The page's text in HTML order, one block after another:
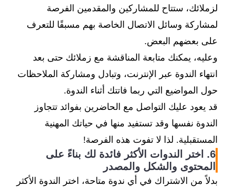
لزملائك، ستتاح للمشاركين والمقدمين الفرصة
لمشاركة وسائل الاتصال الخاصة بهم مسبقًا للتعرف
على بعضهم البعض.
وعليه، يمكنك متابعة المناقشة مع زملائك حتى بعد
انتهاء الندوة عبر الإنترنت، وتبادل ومشاركة الملاحظات
حول المواضيع التي ربما فاتتك أثناء الندوة.
قد يعود عليك التواصل مع الحاضرين بفوائد تتجاوز
الندوة نفسها وقد تستفيد منها في حياتك المهنية
المستقبلية. لذا لا تفوت هذه الفرصة!
6. اختر الندوات الأكثر فائدة لك بناءً على
المحتوى والشكل والمصدر
بدلاً من الاشتراك في أي ندوة متاحة، اختر الندوة الأكثر